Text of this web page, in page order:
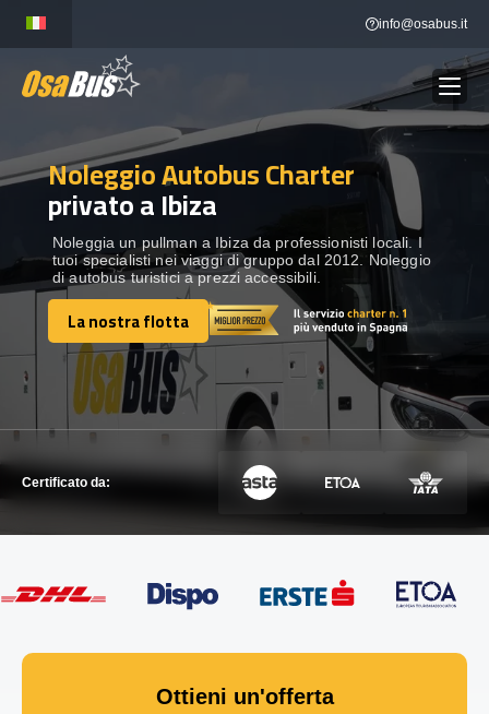
content
info@osabus.it
NOLEGGIO AUTOBUS Show dropdown
DESTINAZIONI Show dropdown
FLOTTA
METTITI IN CONTATTO
METTITI IN CONTATTO
Noleggio Autobus Charter
privato a Ibiza
Noleggia un pullman a Ibiza da professionisti locali. I
tuoi specialisti nei viaggi di gruppo dal 2012. Noleggio
di autobus turistici a prezzi accessibili.
La nostra flotta
La nostra flotta
Certificato da:
Ottieni un'offerta